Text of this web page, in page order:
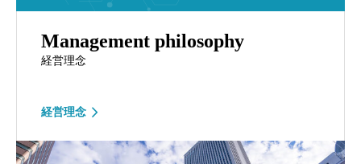
Management philosophy
経営理念
経営理念